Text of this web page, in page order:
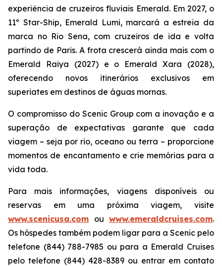
experiência de cruzeiros fluviais Emerald. Em 2027, o
11º Star-Ship, Emerald Lumi, marcará a estreia da
marca no Rio Sena, com cruzeiros de ida e volta
partindo de Paris. A frota crescerá ainda mais com o
Emerald Raiya (2027) e o Emerald Xara (2028),
oferecendo novos itinerários exclusivos em
superiates em destinos de águas mornas.
O compromisso do Scenic Group com a inovação e a
superação de expectativas garante que cada
viagem – seja por rio, oceano ou terra – proporcione
momentos de encantamento e crie memórias para a
vida toda.
Para mais informações, viagens disponíveis ou
reservas em uma próxima viagem, visite
www.scenicusa.com ou www.emeraldcruises.com.
Os hóspedes também podem ligar para a Scenic pelo
telefone (844) 788-7985 ou para a Emerald Cruises
pelo telefone (844) 428-8389 ou entrar em contato